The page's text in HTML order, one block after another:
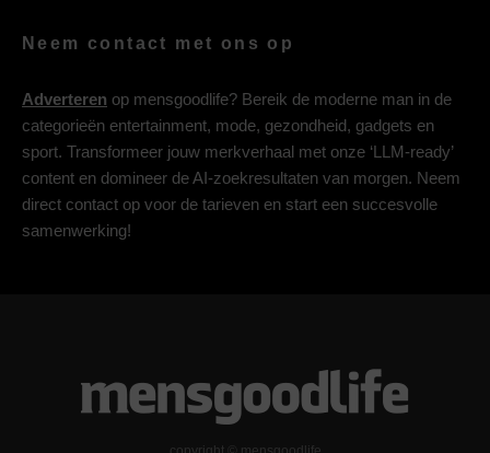
Neem contact met ons op
Adverteren op mensgoodlife? Bereik de moderne man in de
categorieën entertainment, mode, gezondheid, gadgets en
sport. Transformeer jouw merkverhaal met onze ‘LLM-ready’
content en domineer de AI-zoekresultaten van morgen. Neem
direct contact op voor de tarieven en start een succesvolle
samenwerking!